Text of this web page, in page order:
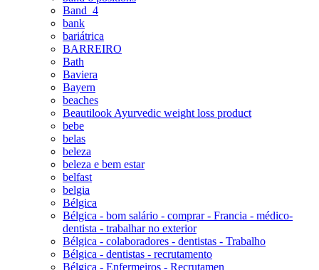
Band_4
bank
bariátrica
BARREIRO
Bath
Baviera
Bayern
beaches
Beautilook Ayurvedic weight loss product
bebe
belas
beleza
beleza e bem estar
belfast
belgia
Bélgica
Bélgica - bom salário - comprar - Francia - médico-
dentista - trabalhar no exterior
Bélgica - colaboradores - dentistas - Trabalho
Bélgica - dentistas - recrutamento
Bélgica - Enfermeiros - Recrutamen